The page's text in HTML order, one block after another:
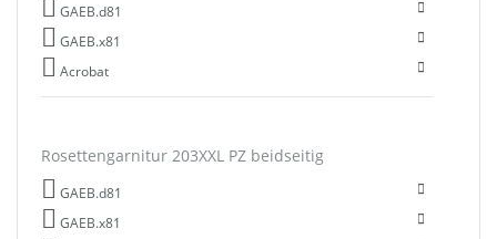
GAEB.d81
GAEB.x81
Acrobat
Rosettengarnitur 203XXL PZ beidseitig
GAEB.d81
GAEB.x81